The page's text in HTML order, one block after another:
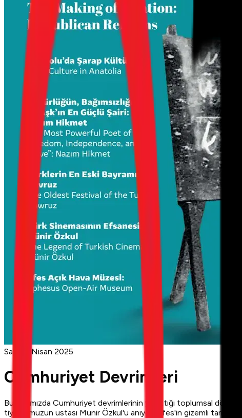
Sayı 6 · Nisan 2025
Cumhuriyet Devrimleri
Bu sayımızda Cumhuriyet devrimlerinin yarattığı toplumsal
tiyatromuzun ustası Münir Özkul'u anıyor, Efes'in gizemli tarihine